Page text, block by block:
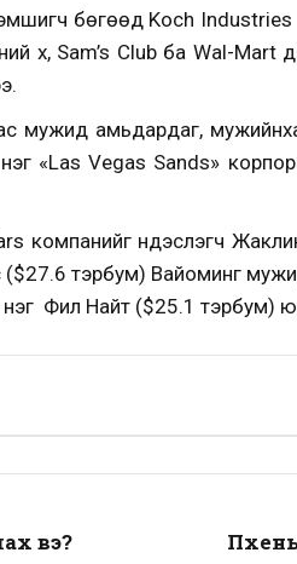
бөгөөд Koch
хүү, Sam’s Club ба Wal-Mart
мужид амьдардаг,
«Las Vegas Sands»
компанийг үндэслэгч
тэрбум) Вайоминг
нэг Фил Найт ($25.1 тэрбум)
вэ?